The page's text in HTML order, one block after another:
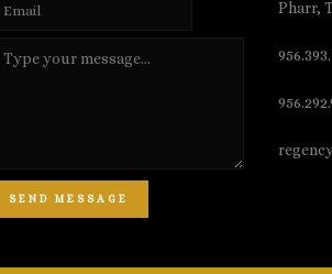
SEND MESSAGE
Pharr,